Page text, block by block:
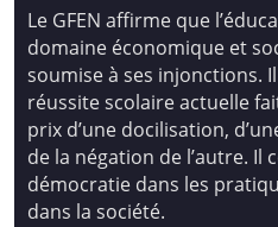
Le GFEN affirme que
domaine économique et
soumise à ses injonctions.
réussite scolaire actuelle
prix d’une docilisation,
de la négation de l’autre. Il
démocratie dans les
dans la société.